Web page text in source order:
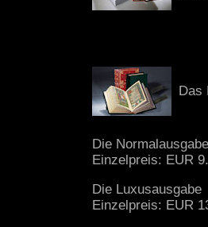
Das
Die Normalausgabe
Einzelpreis: EUR
Die Luxusausgabe
Einzelpreis: EUR